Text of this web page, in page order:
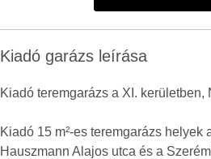
Kiadó garázs leírása
Kiadó teremgarázs a XI.
Kiadó 15 m²-es teremgarázs helyek
Hauszmann Alajos utca és a